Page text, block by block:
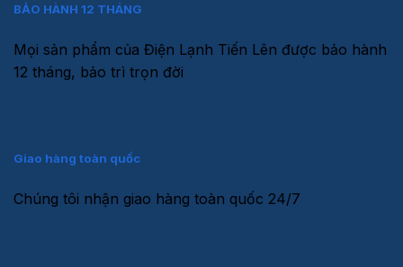
BẢO HÀNH 12 THÁNG
Mọi sản phẩm của Điện Lạnh Tiến Lên được bảo hành
12 tháng, bảo trì trọn đời
Giao hàng toàn quốc
Chúng tôi nhận giao hàng toàn quốc 24/7